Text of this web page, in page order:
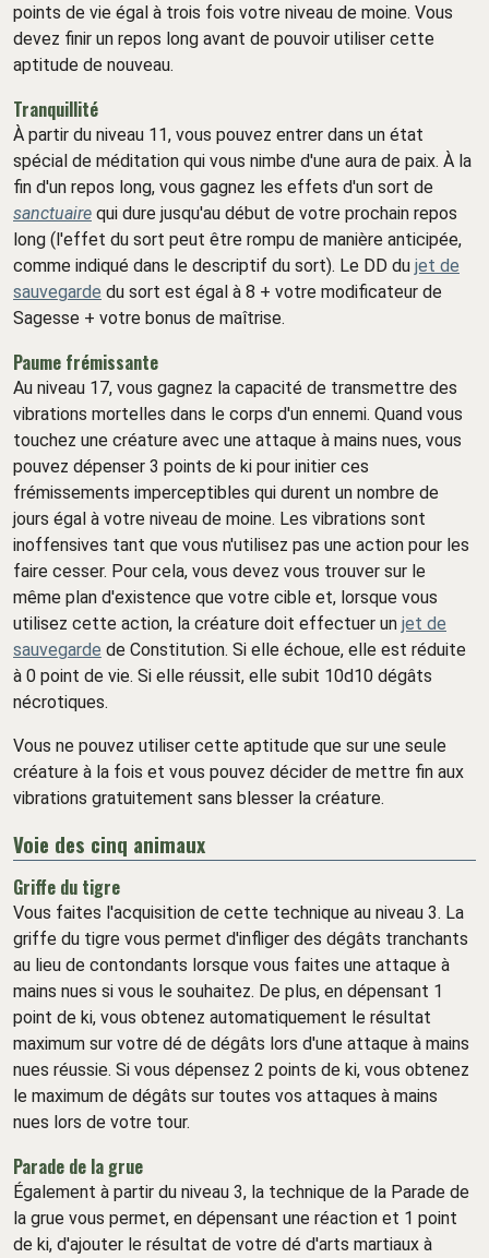
points de vie égal à trois fois votre niveau de moine. Vous
devez finir un repos long avant de pouvoir utiliser cette
aptitude de nouveau.
Tranquillité
À partir du niveau 11, vous pouvez entrer dans un état
spécial de méditation qui vous nimbe d'une aura de paix. À la
fin d'un repos long, vous gagnez les effets d'un sort de
sanctuaire qui dure jusqu'au début de votre prochain repos
long (l'effet du sort peut être rompu de manière anticipée,
comme indiqué dans le descriptif du sort). Le DD du jet de
sauvegarde du sort est égal à 8 + votre modificateur de
Sagesse + votre bonus de maîtrise.
Paume frémissante
Au niveau 17, vous gagnez la capacité de transmettre des
vibrations mortelles dans le corps d'un ennemi. Quand vous
touchez une créature avec une attaque à mains nues, vous
pouvez dépenser 3 points de ki pour initier ces
frémissements imperceptibles qui durent un nombre de
jours égal à votre niveau de moine. Les vibrations sont
inoffensives tant que vous n'utilisez pas une action pour les
faire cesser. Pour cela, vous devez vous trouver sur le
même plan d'existence que votre cible et, lorsque vous
utilisez cette action, la créature doit effectuer un jet de
sauvegarde de Constitution. Si elle échoue, elle est réduite
à 0 point de vie. Si elle réussit, elle subit 10d10 dégâts
nécrotiques.
Vous ne pouvez utiliser cette aptitude que sur une seule
créature à la fois et vous pouvez décider de mettre fin aux
vibrations gratuitement sans blesser la créature.
Voie des cinq animaux
Griffe du tigre
Vous faites l'acquisition de cette technique au niveau 3. La
griffe du tigre vous permet d'infliger des dégâts tranchants
au lieu de contondants lorsque vous faites une attaque à
mains nues si vous le souhaitez. De plus, en dépensant 1
point de ki, vous obtenez automatiquement le résultat
maximum sur votre dé de dégâts lors d'une attaque à mains
nues réussie. Si vous dépensez 2 points de ki, vous obtenez
le maximum de dégâts sur toutes vos attaques à mains
nues lors de votre tour.
Parade de la grue
Également à partir du niveau 3, la technique de la Parade de
la grue vous permet, en dépensant une réaction et 1 point
de ki, d'ajouter le résultat de votre dé d'arts martiaux à